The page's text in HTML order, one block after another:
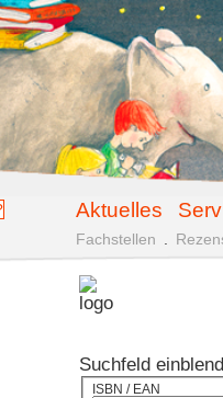
Aktuelles
Fachstellen
Suchfeld
ISBN / EAN